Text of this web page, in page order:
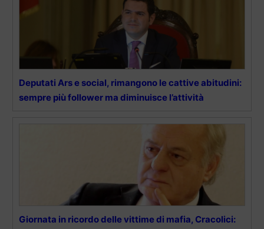
Deputati Ars e social, rimangono le cattive abitudini:
sempre più follower ma diminuisce l’attività
Giornata in ricordo delle vittime di mafia, Cracolici: